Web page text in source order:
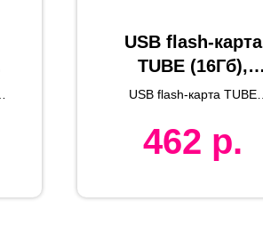
USB flash-карта
TUBE (16Гб),
натуральная,
картон
USB flash-карта TUBE
462 р.